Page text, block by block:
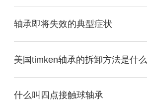
轴承即将失效的典型症状
美国timken轴承的拆卸方法是什么
什么叫四点接触球轴承